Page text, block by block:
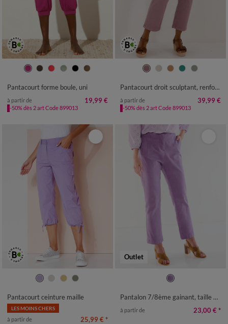
34/36 38/40 42/44
46/48
Pantacourt forme boule, uni
à partir de 19,99 €
-50% dès 2 art Code 899013
38 40 42 44 46
Pantacourt droit sculptant, renfort gainant
à partir de 39,99 €
-50% dès 2 art Code 899013
38 40 42 44
Pantacourt ceinture maille
LES MOINS CHERS
à partir de 25,99 € *
Outlet
42
Pantalon 7/8ème gainant, taille haute
à partir de 23,00 € *